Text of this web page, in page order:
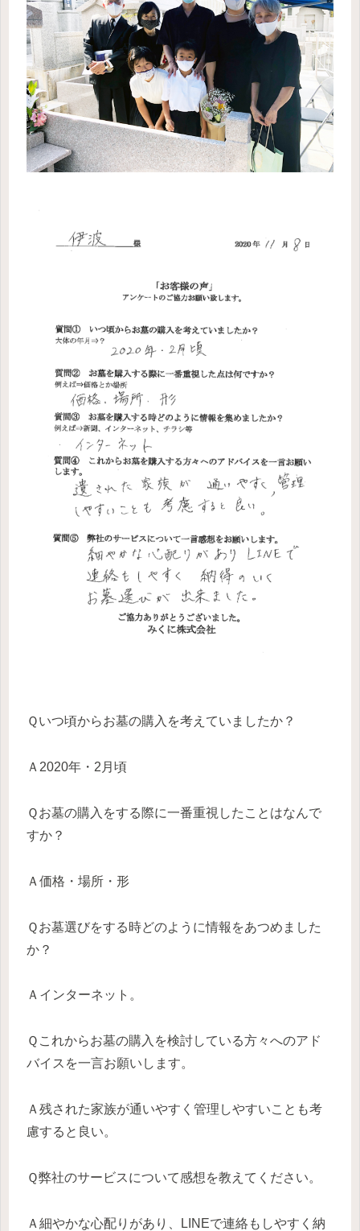
Ｑいつ頃からお墓の購入を考えていましたか？
Ａ2020年・2月頃
Ｑお墓の購入をする際に一番重視したことはなんで
すか？
Ａ価格・場所・形
Ｑお墓選びをする時どのように情報をあつめました
か？
Ａインターネット。
Ｑこれからお墓の購入を検討している方々へのアド
バイスを一言お願いします。
Ａ残された家族が通いやすく管理しやすいことも考
慮すると良い。
Ｑ弊社のサービスについて感想を教えてください。
Ａ細やかな心配りがあり、LINEで連絡もしやすく納